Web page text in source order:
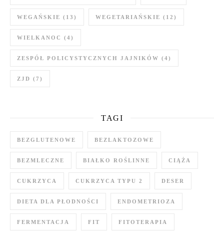
WEGAŃSKIE (13) WEGETARIAŃSKIE (12)
WIELKANOC (4)
ZESPÓŁ POLICYSTYCZNYCH JAJNIKÓW (4)
ZJD (7)
TAGI
BEZGLUTENOWE BEZLAKTOZOWE
BEZMLECZNE BIAŁKO ROŚLINNE CIĄŻA
CUKRZYCA CUKRZYCA TYPU 2 DESER
DIETA DLA PŁODNOŚCI ENDOMETRIOZA
FERMENTACJA FIT FITOTERAPIA